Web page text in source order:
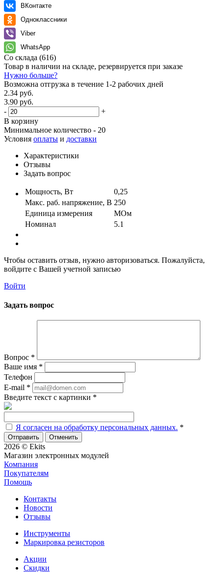
ВКонтакте
Одноклассники
Viber
WhatsApp
Со склада (616)
Товар в наличии на складе, резервируется при заказе
Нужно больше?
Возможна отгрузка в течение 1-2 рабочих дней
2.34 руб.
3.90 руб.
-
+
В корзину
Минимальное количество - 20
Условия оплаты и доставки
Характеристики
Отзывы
Задать вопрос
Мощность, Вт
0,25
Макс. раб. напряжение, В 250
Единица измерения
МОм
Номинал
5.1
Чтобы оставить отзыв, нужно авторизоваться. Пожалуйста,
войдите с Вашей учетной записью
Войти
Задать вопрос
Вопрос *
Ваше имя *
Телефон
E-mail *
Введите текст с картинки *
Я согласен на обработку персональных данных. *
Отменить
2026 © Ekits
Магазин электронных модулей
Компания
Покупателям
Помощь
Контакты
Новости
Отзывы
Инструменты
Маркировка резисторов
Акции
Скидки